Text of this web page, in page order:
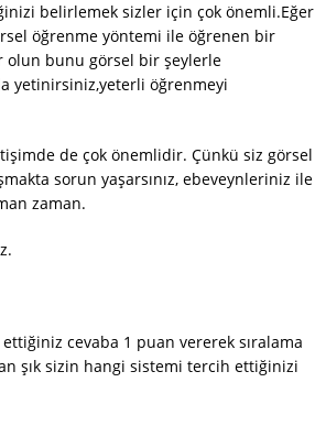
belirlemek sizler için çok önemli.Eğer
öğrenme yöntemi ile öğrenen bir
bunu görsel bir şeylerle
yetinirsiniz,yeterli öğrenmeyi
de çok önemlidir. Çünkü siz görsel
sorun yaşarsınız, ebeveynleriniz ile
zaman.
cevaba 1 puan vererek sıralama
şık sizin hangi sistemi tercih ettiğinizi